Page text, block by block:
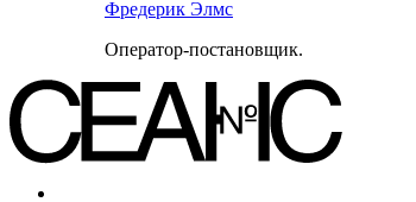
Фредерик Элмс
Оператор-постановщик.